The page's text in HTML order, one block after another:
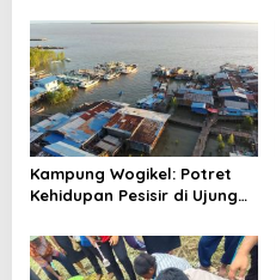
Menghindari Spekulasi
Berlebihan
Kampung Wogikel: Potret
Kehidupan Pesisir di Ujung
Bertahan di Tengah
Keterbatasan